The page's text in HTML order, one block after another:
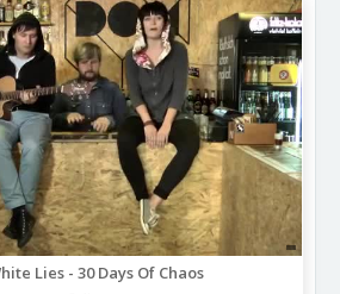
Lies - 30 Days Of Chaos